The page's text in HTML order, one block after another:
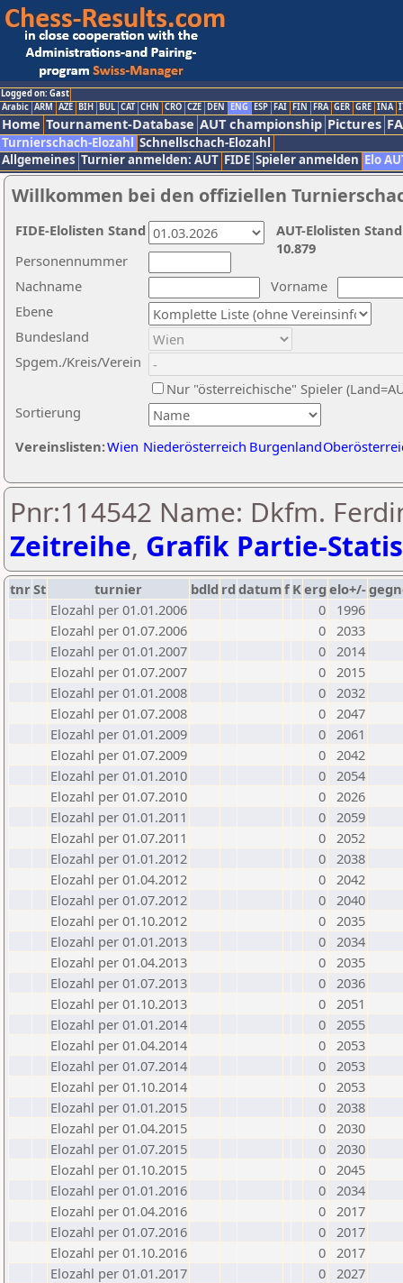
Logged on: Gast
Arabic ARM AZE BIH BUL CAT CHN CRO CZE DEN ENG ESP FAI FIN FRA GER GRE INA
Home Tournament-Database AUT championship Pictures
Turnierschach-Elozahl Schnellschach-Elozahl
Allgemeines Turnier anmelden: AUT FIDE Spieler anmelden Elo
Willkommen bei den offiziellen
Nachname
Vorname
Ebene
Sortierung
Personennummer
Bundesland
Spgem./Kreis/Verein
Nur "österreichische" Spieler
Vereinslisten:Wien Niederösterreich Burgenland
AUT-Elolisten
10.879
FIDE-Elolisten Stand
Pnr:114542 Name: Dkfm.
Zeitreihe, Grafik Partie-
tnrSt turnier bdld rd datumf Kerg elo+/-
Elozahl per 01.01.2006
0
1996
Elozahl per 01.07.2006
0 2033
Elozahl per 01.01.2007
0 2014
Elozahl per 01.07.2007
0 2015
Elozahl per 01.01.2008
0 2032
Elozahl per 01.07.2008
0 2047
Elozahl per 01.01.2009
0 2061
Elozahl per 01.07.2009
0 2042
Elozahl per 01.01.2010
0 2054
Elozahl per 01.07.2010
0 2026
Elozahl per 01.01.2011
0 2059
Elozahl per 01.07.2011
0 2052
Elozahl per 01.01.2012
0 2038
Elozahl per 01.04.2012
0 2042
Elozahl per 01.07.2012
0 2040
Elozahl per 01.10.2012
0 2035
Elozahl per 01.01.2013
0 2034
Elozahl per 01.04.2013
0 2035
Elozahl per 01.07.2013
0 2036
Elozahl per 01.10.2013
0 2051
Elozahl per 01.01.2014
0 2055
Elozahl per 01.04.2014
0 2053
Elozahl per 01.07.2014
0 2053
Elozahl per 01.10.2014
0 2053
Elozahl per 01.01.2015
0 2038
Elozahl per 01.04.2015
0 2030
Elozahl per 01.07.2015
0 2030
Elozahl per 01.10.2015
0 2045
Elozahl per 01.01.2016
0 2034
Elozahl per 01.04.2016
0 2017
Elozahl per 01.07.2016
0 2017
Elozahl per 01.10.2016
0 2017
Elozahl per 01.01.2017
0 2027